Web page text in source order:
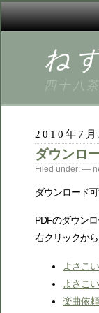
ね
四十八
2010年7月
ダウンロ
Filed under: —
ダウンロード
PDFのダウン
右クリックか
よさこ
よさこ
楽曲依